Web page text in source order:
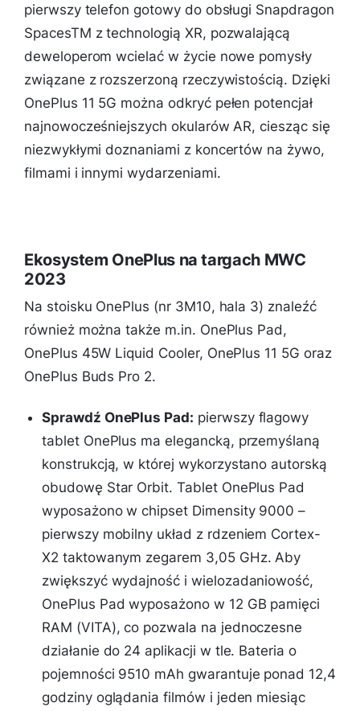
pierwszy telefon gotowy do obsługi Snapdragon
SpacesTM z technologią XR, pozwalającą
deweloperom wcielać w życie nowe pomysły
związane z rozszerzoną rzeczywistością. Dzięki
OnePlus 11 5G można odkryć pełen potencjał
najnowocześniejszych okularów AR, ciesząc się
niezwykłymi doznaniami z koncertów na żywo,
filmami i innymi wydarzeniami.
Ekosystem OnePlus na targach MWC
2023
Na stoisku OnePlus (nr 3M10, hala 3) znaleźć
również można także m.in. OnePlus Pad,
OnePlus 45W Liquid Cooler, OnePlus 11 5G oraz
OnePlus Buds Pro 2.
Sprawdź OnePlus Pad: pierwszy flagowy
tablet OnePlus ma elegancką, przemyślaną
konstrukcją, w której wykorzystano autorską
obudowę Star Orbit. Tablet OnePlus Pad
wyposażono w chipset Dimensity 9000 –
pierwszy mobilny układ z rdzeniem Cortex-
X2 taktowanym zegarem 3,05 GHz. Aby
zwiększyć wydajność i wielozadaniowość,
OnePlus Pad wyposażono w 12 GB pamięci
RAM (VITA), co pozwala na jednoczesne
działanie do 24 aplikacji w tle. Bateria o
pojemności 9510 mAh gwarantuje ponad 12,4
godziny oglądania filmów i jeden miesiąc